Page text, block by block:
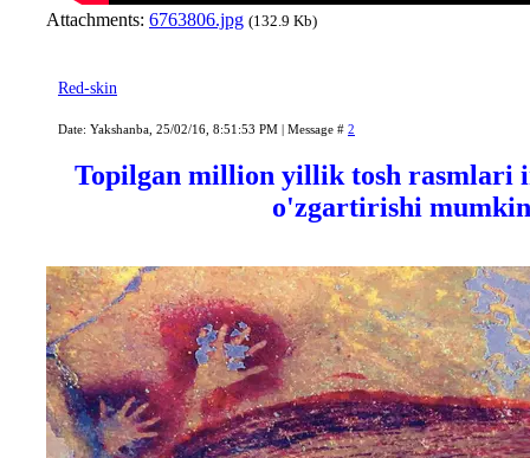
Attachments: 6763806.jpg (132.9 Kb)
Red-skin
Date: Yakshanba, 25/02/16, 8:51:53 PM | Message # 2
Topilgan million yillik tosh rasmlari
o'zgartirishi mumkin